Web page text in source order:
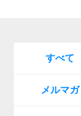
すべて
メルマガ